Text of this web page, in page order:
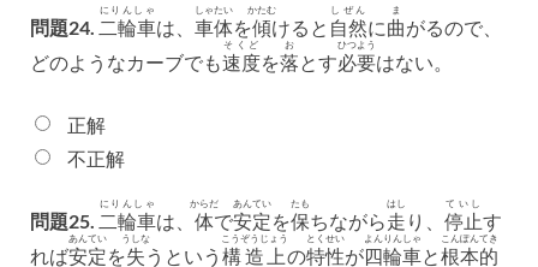
問題24. 二輪車
にりんしゃ
は、 車体
しゃたい
を傾
かたむ
けると 自然
しぜん
に曲
ま
がるので、
どのようなカーブでも速度
そくど
を落
お
とす必要
ひつよう
はない。
正解
不正解
問題25. 二輪車
にりんしゃ
は、 体
からだ
で安定
あんてい
を保
たも
ちながら走
はし
り、 停止
ていし
す
れば安定
あんてい
を失
うしな
うという 構造上
こうぞうじょう
の特性
とくせい
が四輪車
よんりんしゃ
と根本的
こんぽんてき